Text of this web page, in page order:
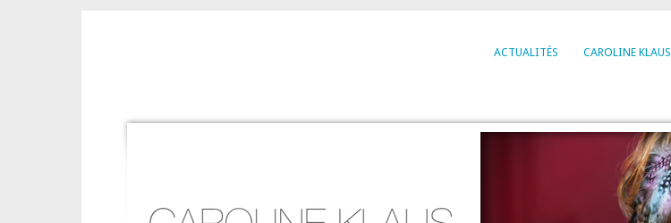
ACTUALITÉS CAROLINE KLAUS